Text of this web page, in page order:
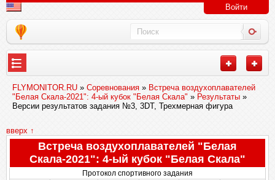
Войти
FLYMONITOR.RU » Соревнования » Встреча воздухоплавателей
"Белая Скала-2021": 4-ый кубок "Белая Скала" » Результаты »
Версии результатов задания №3, 3DT, Трехмерная фигура
вверх ↑
Встреча воздухоплавателей "Белая
Скала-2021": 4-ый кубок "Белая Скала"
Протокол спортивного задания